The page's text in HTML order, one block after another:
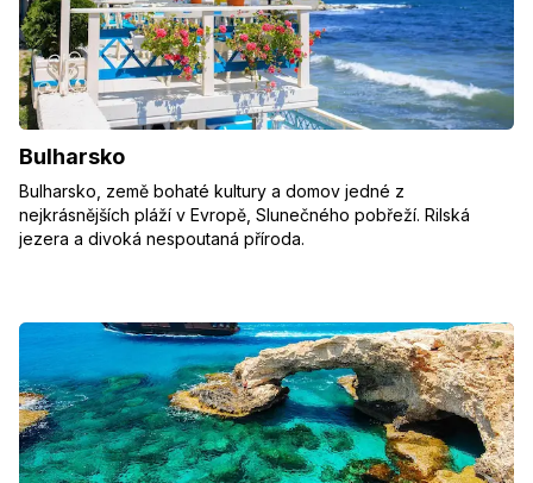
Bulharsko
Bulharsko, země bohaté kultury a domov jedné z
nejkrásnějších pláží v Evropě, Slunečného pobřeží. Rilská
jezera a divoká nespoutaná příroda.